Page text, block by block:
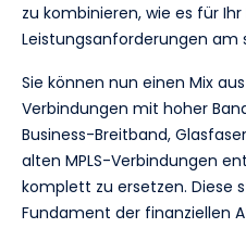
zu kombinieren, wie es für
Leistungsanforderungen am
Sie können nun einen Mix
Verbindungen mit hoher
Business-Breitband,
alten MPLS-Verbindungen
komplett zu ersetzen. Diese
Fundament der finanziellen